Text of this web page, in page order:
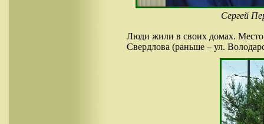
Сергей
Люди жили в своих домах.
Свердлова (раньше – ул.